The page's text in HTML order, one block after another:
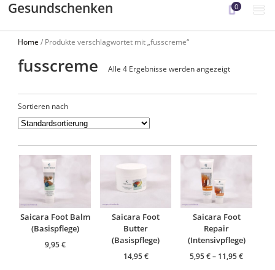
Gesundschenken 0
Home / Produkte verschlagwortet mit „fusscreme“
fusscreme Alle 4 Ergebnisse werden angezeigt
Sortieren nach
Saicara Foot Balm
(Basispflege)
9,95€
Saicara Foot
Butter
(Basispflege)
14,95€
Saicara Foot
Repair
(Intensivpflege)
5,95€– 11,95€